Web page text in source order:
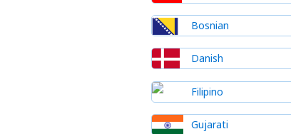
Bosnian
Danish
Filipino
Gujarati